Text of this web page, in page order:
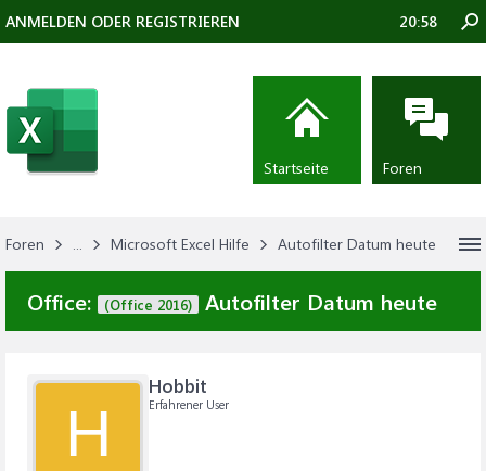
Foren ... Microsoft Excel Hilfe Autofilter Datum heute
Office: (Office 2016) Autofilter Datum heute
H
Hobbit
Erfahrener User
ANMELDEN ODER REGISTRIEREN 20:58
Startseite Foren